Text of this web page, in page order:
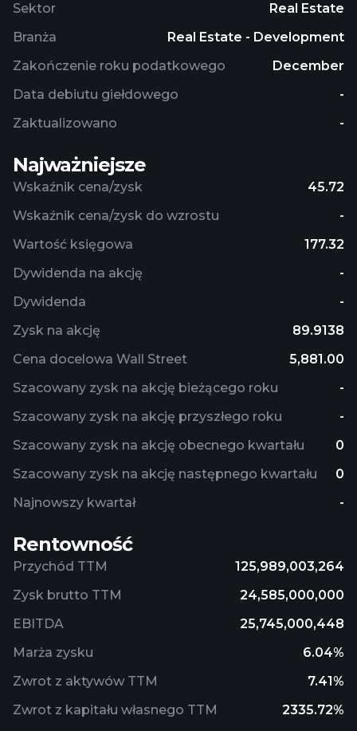
Sektor
Real Estate
Branża
Real Estate - Development
Zakończenie roku podatkowego
December
Data debiutu giełdowego
-
Zaktualizowano
-
Najważniejsze
Wskaźnik cena/zysk
45.72
Wskaźnik cena/zysk do wzrostu
-
Wartość księgowa
177.32
Dywidenda na akcję
-
Dywidenda
-
Zysk na akcję
89.9138
Cena docelowa Wall Street
5,881.00
Szacowany zysk na akcję bieżącego roku
-
Szacowany zysk na akcję przyszłego roku
-
Szacowany zysk na akcję obecnego kwartału
0
Szacowany zysk na akcję następnego kwartału
0
Najnowszy kwartał
-
Rentowność
Przychód TTM
125,989,003,264
Zysk brutto TTM
24,585,000,000
EBITDA
25,745,000,448
Marża zysku
6.04%
Zwrot z aktywów TTM
7.41%
Zwrot z kapitału własnego TTM
2335.72%